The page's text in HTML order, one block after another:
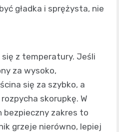
gładka i sprężysta, nie
z temperatury. Jeśli
za wysoko,
się za szybko, a
skorupkę. W
bezpieczny zakres to
grzeje nierówno, lepiej